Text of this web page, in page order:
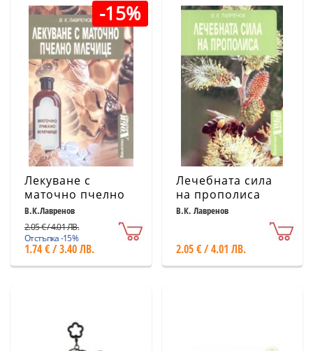
-15%
Лекуване с
маточно пчелно
млечице
В.К.Лавренов
2.05 € / 4.01 ЛВ.
Отстъпка -15%
1.74 € / 3.40 ЛВ.
Лечебната сила
на прополиса
В.К. Лавренов
2.05 € / 4.01 ЛВ.